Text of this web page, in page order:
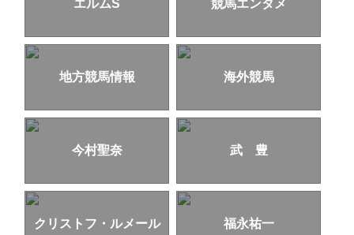
エルムS 競馬エンタメ
地方競馬情報 海外競馬
今村聖奈 武 豊
クリストフ・ルメール 福永祐一